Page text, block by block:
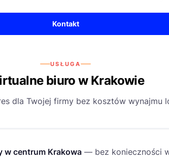
Kontakt
USŁUGA
biuro w Krakowie
dla Twojej firmy bez kosztów wynajmu
w centrum Krakowa — bez konieczności